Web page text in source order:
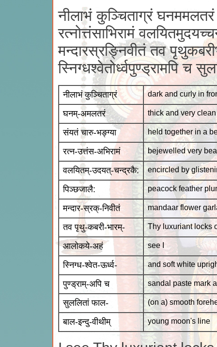
नीलाभं कुञ्चिताग्रं
रत्नोत्तंसाभिरामं
मन्दारस्रङ्निवीतं तव
स्निग्धश्वेतोर्ध्वपुण्ड्रामपि च
नीलाभं कुञ्चिताग्रं dark and curly in
घनम्-अमलतरं thick and very clean
संयतं चारु-भङ्ग्या held together in a
रत्न-उत्तंस-अभिरामं bejewelled very
वलयितम्-उदयत्-चन्द्रकै: encircled by
पिञ्छजालै: peacock feather
मन्दार-स्रक्-निवीतं mandaar flower
तव पृथु-कबरी-भारम्- Thy luxuriant locks
आलोकये-अहं see I
स्निग्ध-श्वेत-ऊर्ध्व- and soft white
पुण्ड्राम्-अपि च sandal paste mark
सुललितां फाल- (on a) smooth
बाल-इन्दु-वीथीम् young moon's line